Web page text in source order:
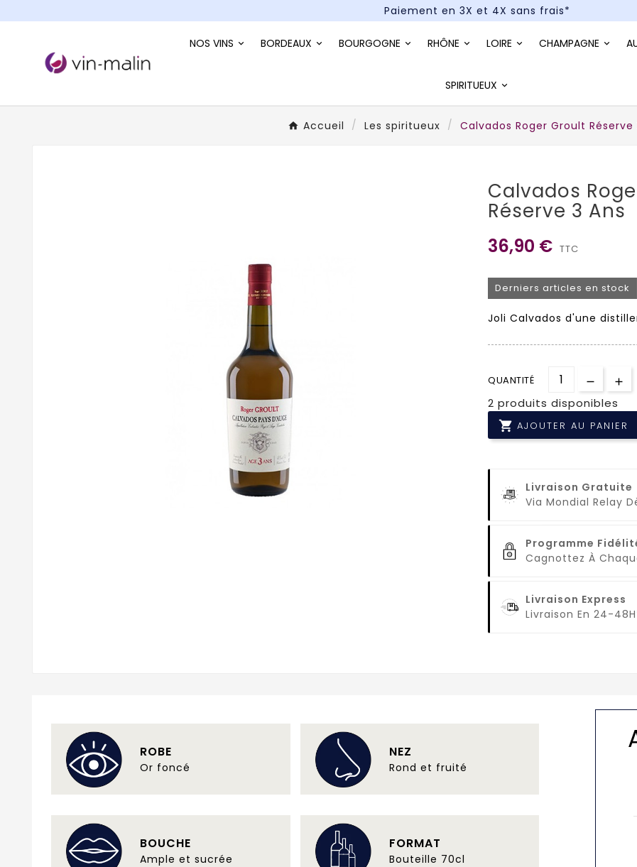
Paiement en 3X et 4X sans frais*
NOS VINS BORDEAUX BOURGOGNE RHÔNE LOIRE CHAMPAGNE
SPIRITUEUX
Accueil Les spiritueux Calvados Roger Groult Réserve
Calvados
Réserve 3 Ans
36,90 € TTC
Derniers articles en stock
Joli Calvados d'une
QUANTITÉ
2 produits disponibles
 AJOUTER AU PANIER
Livraison Gratuite
Via Mondial Relay
Programme
Cagnottez À
Livraison Express
Livraison En 24-
ROBE
Or foncé
NEZ
Rond et fruité
BOUCHE
Ample et sucrée
FORMAT
Bouteille 70cl